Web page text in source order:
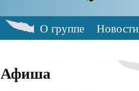
О группе Новости
Афиша